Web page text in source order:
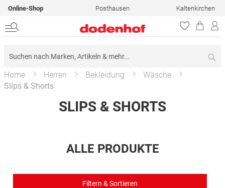
Online-Shop Posthausen Kaltenkirchen
Home Herren Bekleidung
Wäsche
Slips & Shorts
SLIPS & SHORTS
ALLE PRODUKTE
Filtern & Sortieren